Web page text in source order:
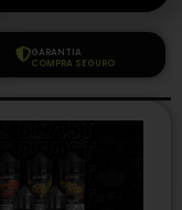
GARANTIA
COMPRA SEGURO